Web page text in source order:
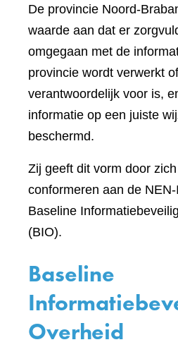
De provincie Noord-
waarde aan dat er
omgegaan met de
provincie wordt verwerkt
verantwoordelijk voor is,
informatie op een juiste
beschermd.
Zij geeft dit vorm door
conformeren aan de
Baseline
(BIO).
Baseline
Overheid